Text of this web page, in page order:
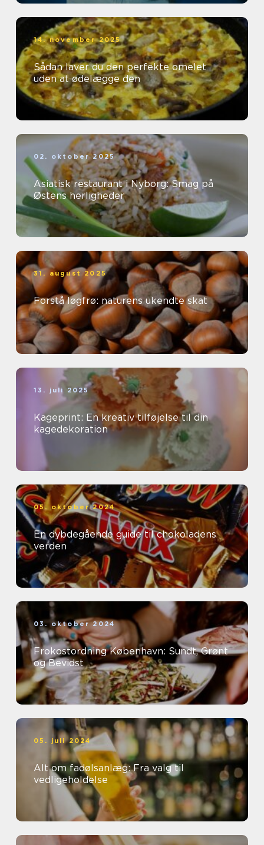
14. november 2025
Sådan laver du den perfekte omelet
uden at ødelægge den
02. oktober 2025
Asiatisk restaurant i Nyborg: Smag på
Østens herligheder
31. august 2025
Forstå løgfrø: naturens ukendte skat
13. juli 2025
Kageprint: En kreativ tilføjelse til din
kagedekoration
05. oktober 2024
En dybdegående guide til chokoladens
verden
03. oktober 2024
Frokostordning København: Sundt, Grønt
og Bevidst
05. juli 2024
Alt om fadølsanlæg: Fra valg til
vedligeholdelse